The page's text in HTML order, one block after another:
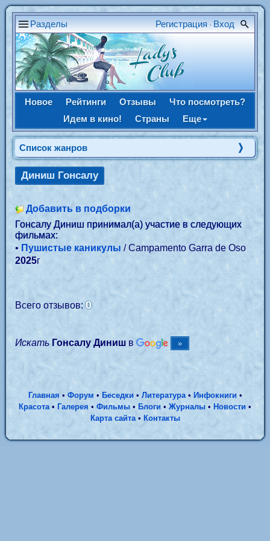
Разделы Регистрация • Вход
Новое Рейтинги Отзывы
Что посмотреть?
Идем в кино!
Страны Еще
Список жанров
Диниш Гонсалу
Добавить в подборки
Гонсалу Диниш принимал(а) участие в следующих
фильмах:
• Пушистые каникулы / Campamento Garra de Oso
2025г
Всего отзывов:0
Искать Гонсалу Динишв
Главная • Форум• Беседки • Литература• Инфокниги•
Красота•Галерея • Фильмы•Блоги • Журналы • Новости •
Карта сайта•Контакты